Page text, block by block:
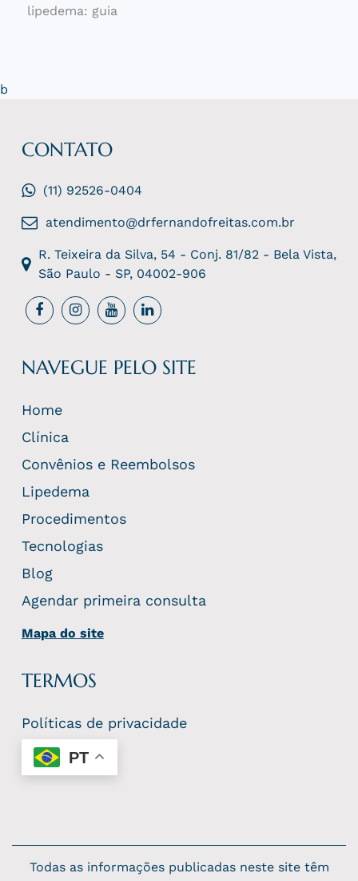
lipedema: guia
b
CONTATO
(11) 92526-0404
atendimento@drfernandofreitas.com.br
R. Teixeira da Silva, 54 - Conj. 81/82 - Bela Vista,
São Paulo - SP, 04002-906
NAVEGUE PELO SITE
Home
Clínica
Convênios e Reembolsos
Lipedema
Procedimentos
Tecnologias
Blog
Agendar primeira consulta
Mapa do site
TERMOS
Políticas de privacidade
PT
Todas as informações publicadas neste site têm